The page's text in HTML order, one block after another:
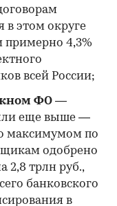
в этом округе
примерно 4,3%
всей России;
ФО —
еще выше —
максимумом по
одобрено
2,8 трлн руб.,
банковского
в